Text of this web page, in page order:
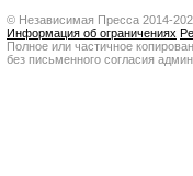
© Независимая Пресса 2014-
Информация об ограничениях
Полное или частичное
без письменного согласия